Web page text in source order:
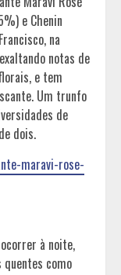
e Chenin
na
notas de
e tem
Um trunfo
de
dois.
maravi-rose-
à noite,
como